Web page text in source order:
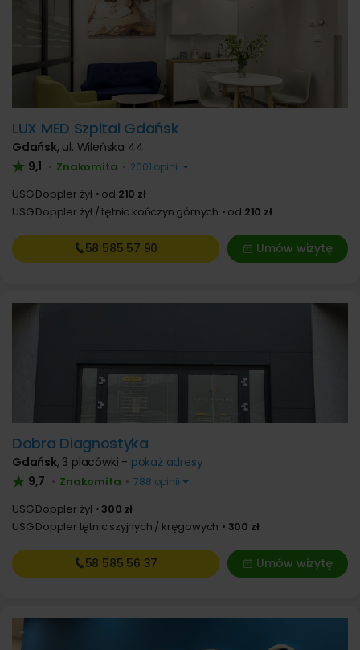
LUX MED Szpital Gdańsk
Gdańsk, ul. Wileńska 44
9,1 • Znakomita • 2001 opinii
USG Doppler żył od 210 zł
USG Doppler żył / tętnic kończyn górnych
od 210 zł
Umów wizytę
58 585 57 90
Dobra Diagnostyka
Gdańsk,3 placówki - pokaż adresy
9,7 • Znakomita • 788 opinii
USG Doppler żył
300 zł
USG Doppler tętnic szyjnych / kręgowych
300 zł
Umów wizytę
58 585 56 37